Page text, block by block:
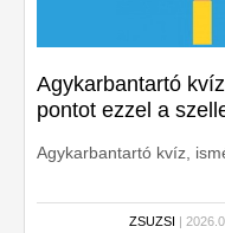
Agykarbantartó
pontot ezzel a
Agykarbantartó kvíz,
ZSUZSI |